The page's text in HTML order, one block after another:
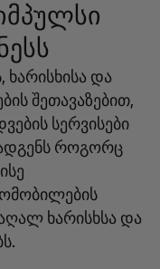
და
შეთავაზებით,
სერვისები
როგორც
ხარისხსა და